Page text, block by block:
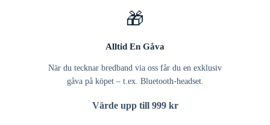
🎁
Alltid En Gåva
När du tecknar bredband via oss får du en exklusiv
gåva på köpet – t.ex. Bluetooth-headset.
Värde upp till 999 kr